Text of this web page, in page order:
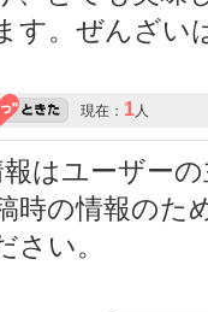
す。ぜんざい
現在： 1人
はユーザー
時の情報のた
さい。